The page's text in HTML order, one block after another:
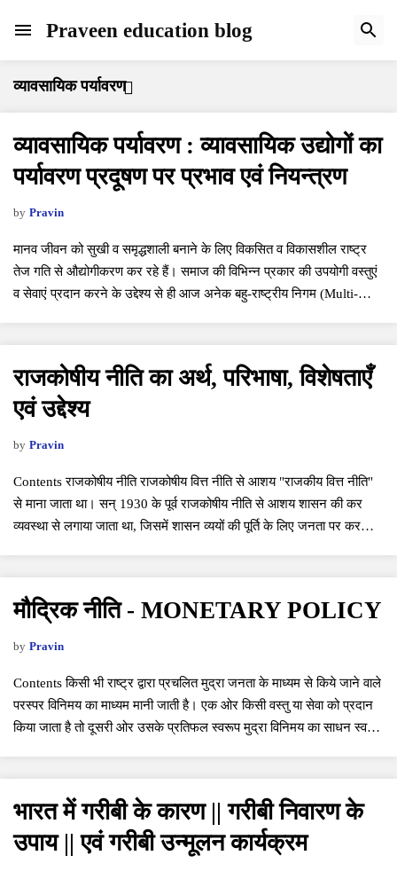
Praveen education blog
व्यावसायिक पर्यावरण
व्यावसायिक पर्यावरण : व्यावसायिक उद्योगों का
पर्यावरण प्रदूषण पर प्रभाव एवं नियन्त्रण
by Pravin
मानव जीवन को सुखी व समृद्धशाली बनाने के लिए विकसित व विकासशील राष्ट्र
तेज गति से औद्योगीकरण कर रहे हैं। समाज की विभिन्न प्रकार की उपयोगी वस्तुएं
व सेवाएं प्रदान करने के उद्देश्य से ही आज अनेक बहु-राष्ट्रीय निगम (Multi-
राजकोषीय नीति का अर्थ, परिभाषा, विशेषताएँ
एवं उद्देश्य
by Pravin
Contents राजकोषीय नीति राजकोषीय वित्त नीति से आशय "राजकीय वित्त नीति"
से माना जाता था। सन् 1930 के पूर्व राजकोषीय नीति से आशय शासन की कर
व्यवस्था से लगाया जाता था, जिसमें शासन व्ययों की पूर्ति के लिए जनता पर कर
मौद्रिक नीति - MONETARY POLICY
by Pravin
Contents किसी भी राष्ट्र द्वारा प्रचलित मुद्रा जनता के माध्यम से किये जाने वाले
परस्पर विनिमय का माध्यम मानी जाती है। एक ओर किसी वस्तु या सेवा को प्रदान
किया जाता है तो दूसरी ओर उसके प्रतिफल स्वरूप मुद्रा विनिमय का साधन स्वतः
भारत में गरीबी के कारण || गरीबी निवारण के
उपाय || एवं गरीबी उन्मूलन कार्यक्रम